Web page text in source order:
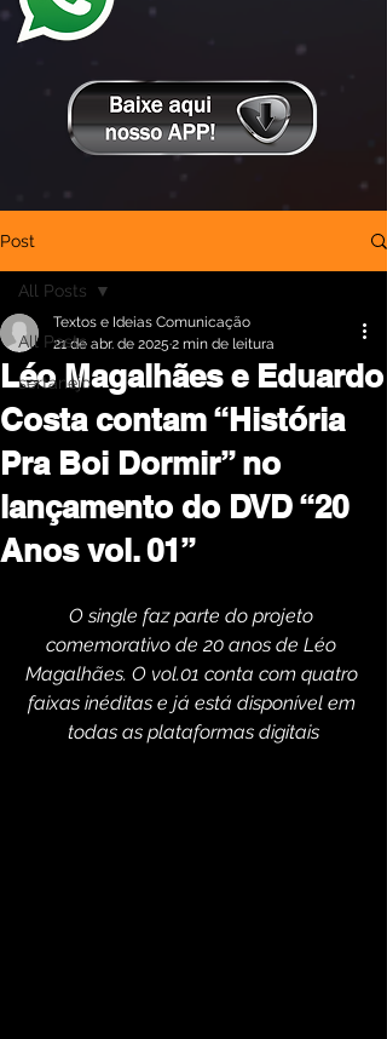
Post
All Posts
sertanejo
All Posts
Léo Magalhães e Eduardo
Costa contam “História
Pra Boi Dormir” no
lançamento do DVD “20
Anos vol. 01”
Textos e Ideias Comunicação
21 de abr. de 2025 2 min de leitura
O single faz parte do projeto
comemorativo de 20 anos de Léo
Magalhães. O vol.01 conta com quatro
faixas inéditas e já está disponível em
todas as plataformas digitais